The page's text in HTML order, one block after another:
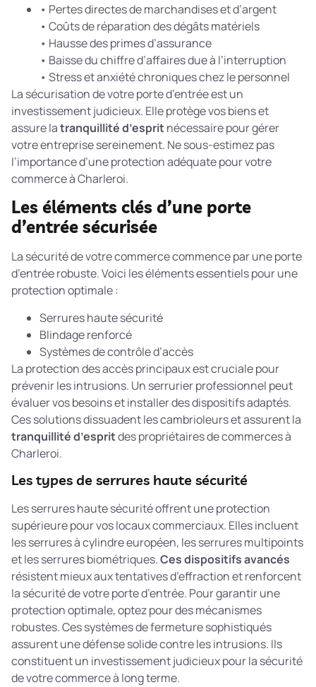
• Pertes directes de marchandises et d’argent
• Coûts de réparation des dégâts matériels
• Hausse des primes d’assurance
• Baisse du chiffre d’affaires due à l’interruption
• Stress et anxiété chroniques chez le personnel
La sécurisation de votre porte d’entrée est un
investissement judicieux. Elle protège vos biens et
assure latranquillité d’espritnécessaire pour gérer
votre entreprise sereinement. Ne sous-estimez pas
l’importance d’une protection adéquate pour votre
commerce à Charleroi.
Les éléments clés d’une porte
d’entrée sécurisée
La sécurité de votre commerce commence par une porte
d’entrée robuste. Voici les éléments essentiels pour une
protection optimale :
Serrures haute sécurité
Blindage renforcé
Systèmes de contrôle d’accès
La protection des accès principauxest cruciale pour
prévenir les intrusions. Un serrurier professionnel peut
évaluer vos besoins et installer des dispositifs adaptés.
Ces solutions dissuadent les cambrioleurs et assurent la
tranquillité d’espritdes propriétaires de commerces à
Charleroi.
Les types de serrures haute sécurité
Les serrures haute sécurité offrent une protection
supérieure pour vos locaux commerciaux. Elles incluent
les serrures à cylindre européen, les serrures multipoints
et les serrures biométriques.Ces dispositifs avancés
résistent mieux aux tentatives d’effraction et renforcent
la sécurité de votre porte d’entrée. Pour garantir une
protection optimale, optez pour desmécanismes
robustes. Ces systèmes de fermeture sophistiqués
assurent une défense solide contre les intrusions. Ils
constituent un investissement judicieux pour la sécurité
de votre commerce à long terme.